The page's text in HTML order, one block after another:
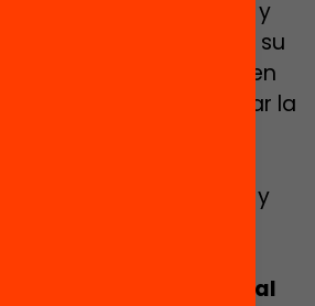
por parte del mentor y
para poder propiciar su
Saber vivir bien
acompañar, estimular la
corregir y ofrecer
sobre su actividad
la función de mentoría y
novel.
con las
desarrollo profesional